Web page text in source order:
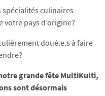
culinaires
pays d’origine?
doué.e.s à faire
grande fête MultiKulti,
sont désormais